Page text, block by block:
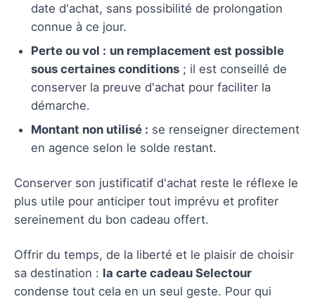
date d'achat, sans possibilité de prolongation
connue à ce jour.
Perte ou vol : un remplacement est possible
sous certaines conditions ; il est conseillé de
conserver la preuve d'achat pour faciliter la
démarche.
Montant non utilisé : se renseigner directement
en agence selon le solde restant.
Conserver son justificatif d'achat reste le réflexe le
plus utile pour anticiper tout imprévu et profiter
sereinement du bon cadeau offert.
Offrir du temps, de la liberté et le plaisir de choisir
sa destination : la carte cadeau Selectour
condense tout cela en un seul geste. Pour qui